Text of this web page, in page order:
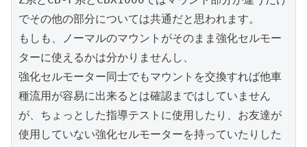
でその他の部分については共通だと思われます。
もしも、ノーマルのマウントがそのまま強化セルモー
ターに使えるかは分かりませんし、
強化セルモーター同士でもマウントを交換すれば他車
種流用が容易に出来るとは確認まではしていません
が、ちょっとした指導テストに使用したり、お友達が
使用していない強化セルモーターを持っていたりした